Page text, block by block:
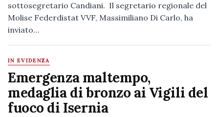
sottosegretario Candiani. Il segretario regionale del
Molise Federdistat VVF, Massimiliano Di Carlo, ha
inviato…
IN EVIDENZA
Emergenza maltempo,
medaglia di bronzo ai Vigili del
fuoco di Isernia